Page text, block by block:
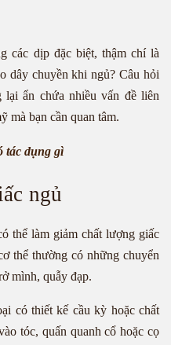
các dịp đặc biệt, thậm chí là
dây chuyền khi ngủ? Câu hỏi
ẩn chứa nhiều vấn đề liên
mà bạn cần quan tâm.
tác dụng gì
ngủ
thể làm giảm chất lượng giấc
thể thường có những chuyển
mình, quẫy đạp.
có thiết kế cầu kỳ hoặc chất
tóc, quấn quanh cổ hoặc cọ